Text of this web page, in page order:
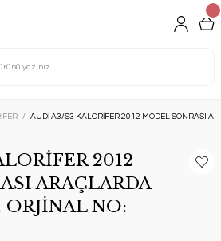
AUDİ A3/S3 KALORİFER 2012 MODEL SONRASI
2012
ARAÇLARDA
NO: